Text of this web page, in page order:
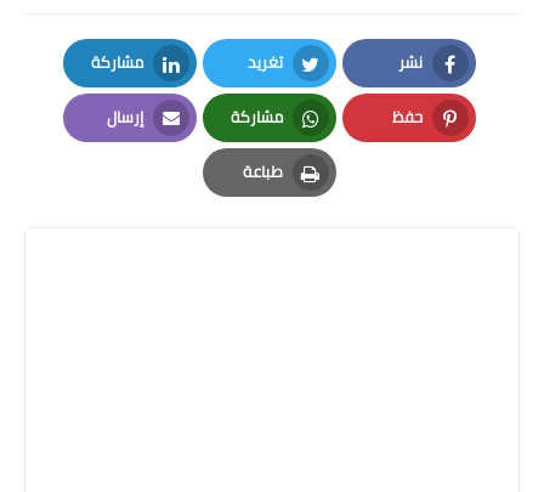
نشر
Facebook
تغريد
Twitter
مشاركة
LinkedIn
حفظ
Pinterest
مشاركة
Whatsapp
إرسال
Email
طباعة
Print